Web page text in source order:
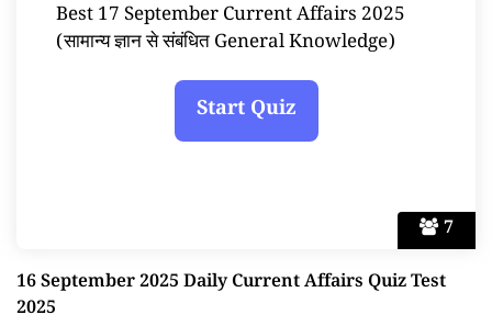
7
Best 17 September Current Affairs 2025
(सामान्य ज्ञान से संबंधित General Knowledge)
16 September 2025 Daily Current Affairs Quiz Test
2025